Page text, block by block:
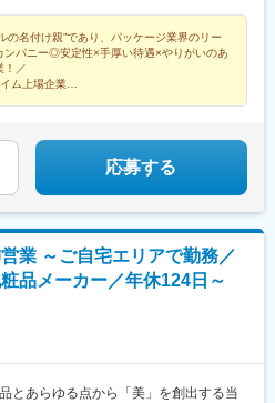
広い選択肢が用意されています。
を統括するエリアマネージャー候補を
でなく「人を育てる」「売上を伸ば
らに上を目指したい方、裁量を持って
を歓迎します。
名
ンパニーで、店舗運営からマネジメン
総合職ポジションです。当社は中食業
ーとして、全国に店舗を展開する強み
ネジメント、さらには本社業務までチ
の川市■中国・四国・九州事業部岡山県
防府市愛媛県東温市佐賀県鳥栖市
の名付け親”であり、パッケージ業界のリー
ンパニー◎安定性×手厚い待遇×やりがいのあ
！／
ム上場企業
応募する
業 ～ご自宅エリアで勤務／
品メーカー／年休124日～
とあらゆる点から「美」を創出する当